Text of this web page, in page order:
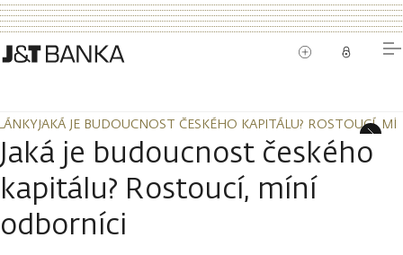
JAKÁ JE BUDOUCNOST ČESKÉHO KAPITÁLU? ROSTOUCÍ,
JAKÁ JE BUDOUCNOST ČESKÉHO KAPITÁLU? ROSTOUCÍ,
Jaká je budoucnost českého
kapitálu? Rostoucí, míní
odborníci